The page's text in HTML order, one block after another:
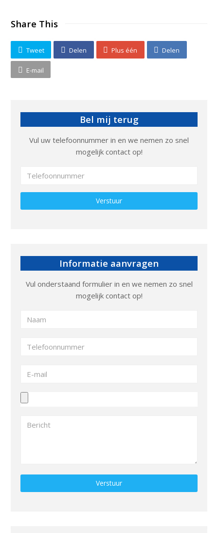
Share This
Tweet Delen Plus één Delen
E-mail
Bel mij terug
Vul uw telefoonnummer in en we nemen zo snel
mogelijk contact op!
Gelieve dit veld leeg te laten.
Informatie aanvragen
Vul onderstaand formulier in en we nemen zo snel
mogelijk contact op!
Gelieve dit veld leeg te laten.